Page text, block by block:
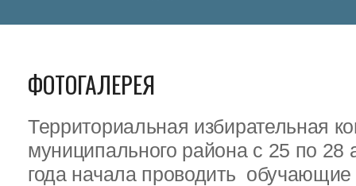
ФОТОГАЛЕРЕЯ
Территориальная избирательная
муниципального района с 25 по 28
года начала проводить